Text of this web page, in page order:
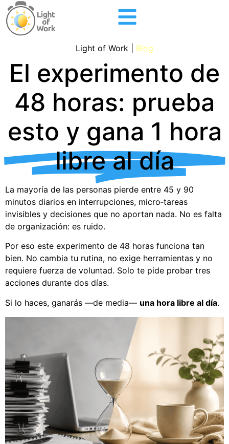
Light of Work | Blog
El experimento de
48 horas: prueba
esto y gana 1 hora
libre al día
La mayoría de las personas pierde entre 45 y 90
minutos diarios en interrupciones, micro‑tareas
invisibles y decisiones que no aportan nada. No es falta
de organización: es ruido.
Por eso este experimento de 48 horas funciona tan
bien. No cambia tu rutina, no exige herramientas y no
requiere fuerza de voluntad. Solo te pide probar tres
acciones durante dos días.
Si lo haces, ganarás —de media— una hora libre al día.